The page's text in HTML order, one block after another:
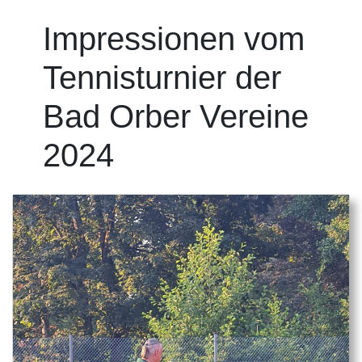
Impressionen vom
Tennisturnier der
Bad Orber Vereine
2024